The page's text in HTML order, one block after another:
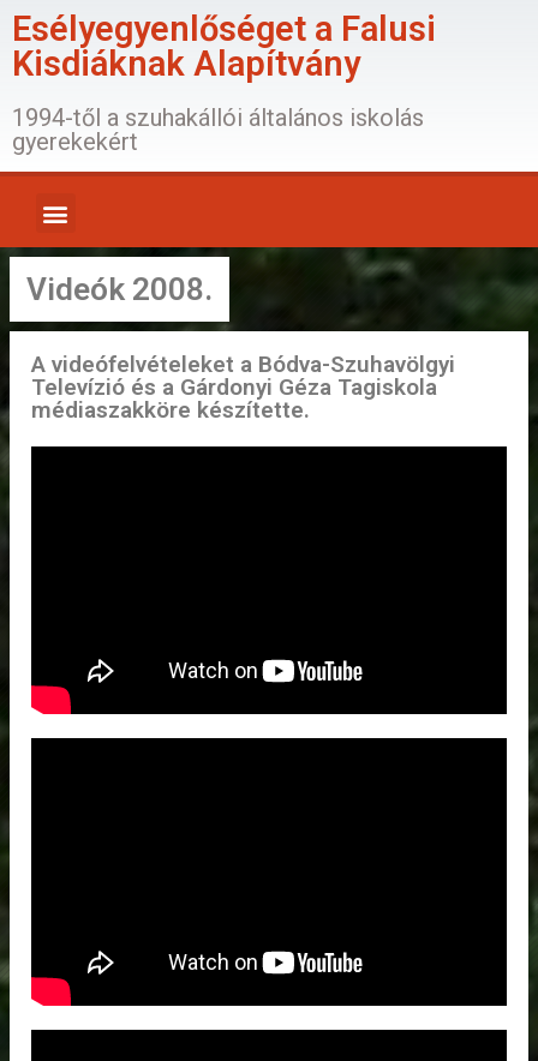
Esélyegyenlőséget a Falusi
Kisdiáknak Alapítvány
1994-től a szuhakállói általános iskolás
gyerekekért
Videók 2008.
A videófelvételeket a Bódva-Szuhavölgyi
Televízió és a Gárdonyi Géza Tagiskola
médiaszakköre készítette.